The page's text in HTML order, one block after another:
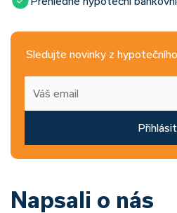
Sledujte novinky z
Přihlásit
Napsali o nás